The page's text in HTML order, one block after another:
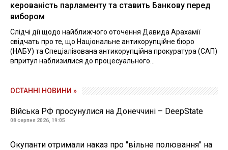
керованість парламенту та ставить Банкову перед
вибором
Слідчі дії щодо найближчого оточення Давида Арахамії
свідчать про те, що Національне антикорупційне бюро
(НАБУ) та Спеціалізована антикорупційна прокуратура (САП)
впритул наблизилися до процесуального...
ОСТАННІ НОВИНИ »
Війська РФ просунулися на Донеччині – DeepState
08 серпня 2026, 19:05
Окупанти отримали наказ про "вільне полювання" на